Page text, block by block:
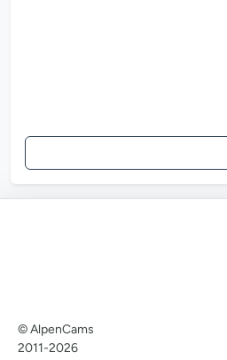
© AlpenCams
2011-2026